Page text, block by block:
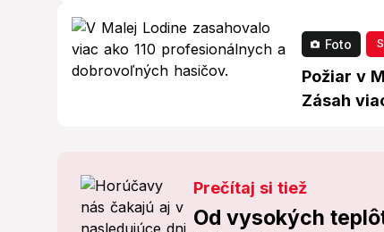
Foto
Požiar v
Zásah
Prečítaj si tiež
Od vysokých